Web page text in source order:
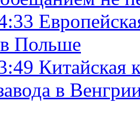
Польше
Китайская
в